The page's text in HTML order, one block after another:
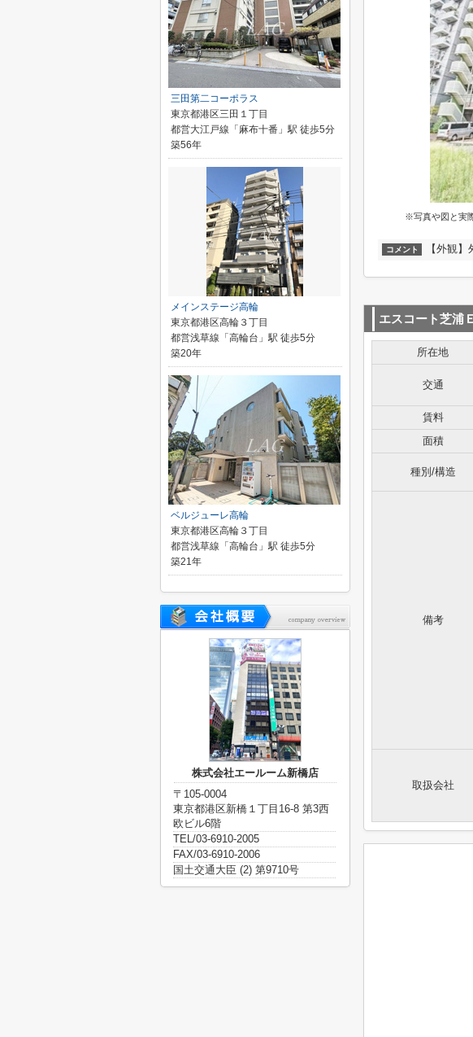
※写真や図と実
コメント 【外観】
エスコート芝浦
所在地
交通
賃料
面積
種別/構造
備考
取扱会社
三田第二コーポラス
東京都港区三田１丁目
都営大江戸線「麻布十番」駅 徒歩5分
築56年
メインステージ高輪
東京都港区高輪３丁目
都営浅草線「高輪台」駅 徒歩5分
築20年
ベルジューレ高輪
東京都港区高輪３丁目
都営浅草線「高輪台」駅 徒歩5分
築21年
株式会社エールーム新橋店
〒105-0004
東京都港区新橋１丁目16-8 第3西
欧ビル6階
TEL/03-6910-2005
FAX/03-6910-2006
国土交通大臣 (2) 第9710号